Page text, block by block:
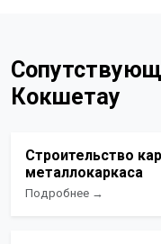
Кокшетау
Строительство
металлокаркаса
Подробнее →